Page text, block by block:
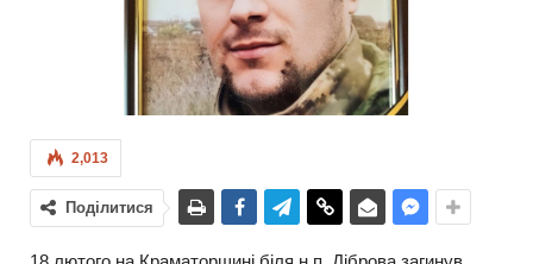
2,013
Поділитися